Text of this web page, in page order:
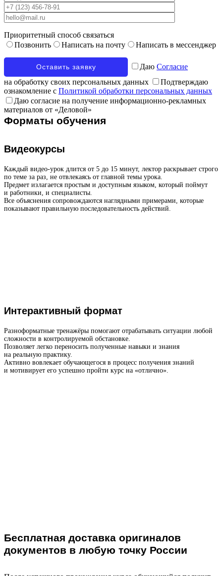
Приоритетный способ связаться
Позвонить
Написать на почту Написать в мессенджер
Даю Согласие
на обработку своих персональных данных
Подтверждаю
ознакомление с Политикой обработки персональных данных
Даю согласие на получение информационно-рекламных
материалов от «Деловой»
Форматы обучения
Видеокурсы
Каждый видео-урок длится от 5 до 15 минут, лектор раскрывает строго
по теме за раз, не отвлекаясь от главной темы урока.
Предмет излагается простым и доступным языком, который поймут
и работники, и специалисты.
Все объяснения сопровождаются наглядными примерами, которые
показывают правильную последовательность действий.
Интерактивный формат
Разноформатные тренажёры помогают отрабатывать ситуации любой
сложности в контролируемой обстановке.
Позволяет легко переносить полученные навыки и знания
на реальную практику.
Активно вовлекает обучающегося в процесс получения знаний
и мотивирует его успешно пройти курс на «отлично».
Бесплатная доставка оригиналов
документов в любую точку России